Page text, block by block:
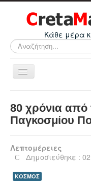
Κάθε μέρα
Αναζήτηση...
Εναλλαγή
πλοήγησης
Οικονομικά
Ελλάδα
80 χρόνια από
Παγκοσμίου
Λεπτομέρειες
Δημοσιεύθηκε :
ΚΟΣΜΟΣ